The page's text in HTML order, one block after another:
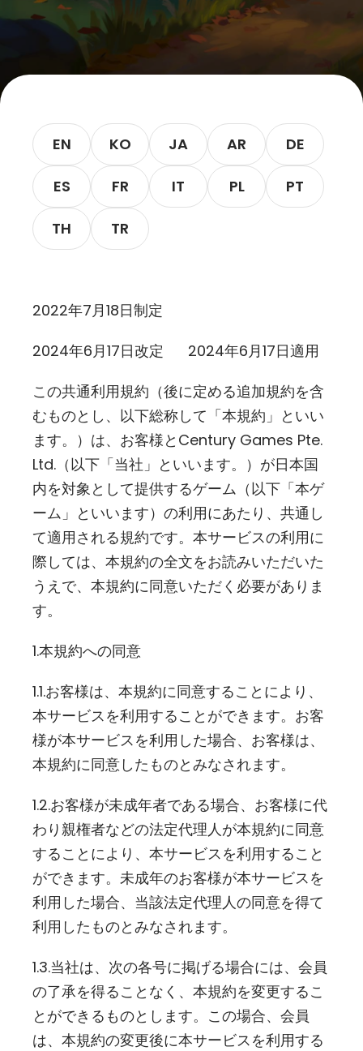
Let’s Get in Touch
to
linkedin
EN KO JA AR DE
ES FR IT PL PT
TH TR
2022年7月18日制定
2024年6月17日改定 2024年6月17日適用
この共通利用規約（後に定める追加規約を含
むものとし、以下総称して「本規約」といい
ます。）は、お客様とCentury Games Pte.
Ltd.（以下「当社」といいます。）が日本国
内を対象として提供するゲーム（以下「本ゲ
ーム」といいます）の利用にあたり、共通し
て適用される規約です。本サービスの利用に
際しては、本規約の全文をお読みいただいた
うえで、本規約に同意いただく必要がありま
す。
1.本規約への同意
1.1.お客様は、本規約に同意することにより、
本サービスを利用することができます。お客
様が本サービスを利用した場合、お客様は、
本規約に同意したものとみなされます。
1.2.お客様が未成年者である場合、お客様に代
わり親権者などの法定代理人が本規約に同意
することにより、本サービスを利用すること
ができます。未成年のお客様が本サービスを
利用した場合、当該法定代理人の同意を得て
利用したものとみなされます。
1.3.当社は、次の各号に掲げる場合には、会員
の了承を得ることなく、本規約を変更するこ
とができるものとします。この場合、会員
は、本規約の変更後に本サービスを利用する